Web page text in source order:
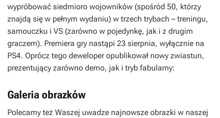
wypróbować siedmioro wojowników (spośród 50, którzy
znajdą się w pełnym wydaniu) w trzech trybach – treningu,
samouczku i VS (zarówno w pojedynkę, jak i z drugim
graczem). Premiera gry nastąpi 23 sierpnia, wyłącznie na
PS4. Oprócz tego deweloper opublikował nowy zwiastun,
prezentujący zarówno demo, jak i tryb fabularny:
Galeria obrazków
Polecamy też Waszej uwadze najnowsze obrazki w naszej